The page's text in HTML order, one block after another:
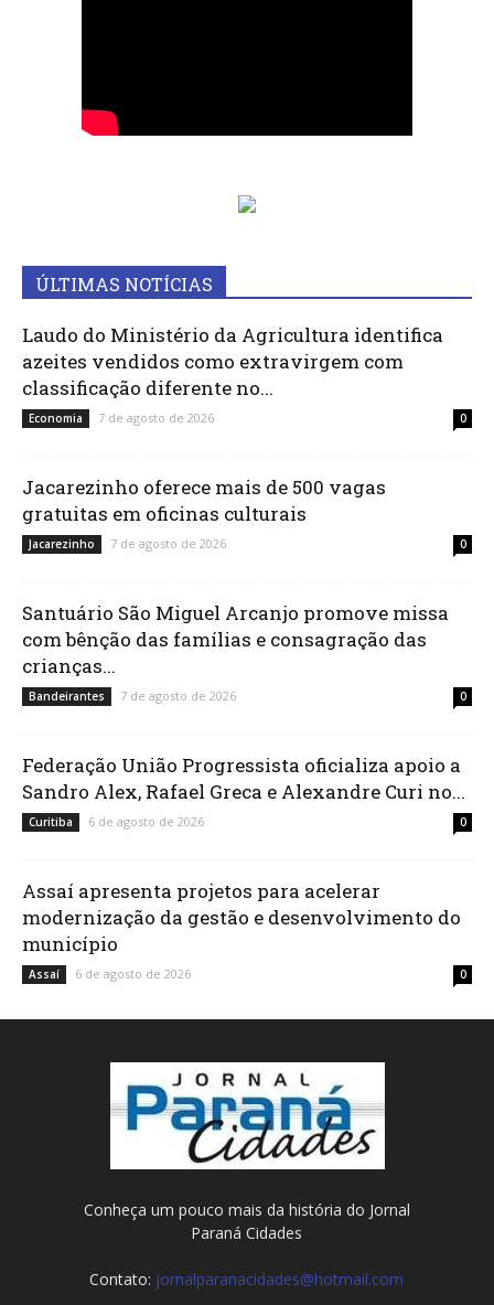
ÚLTIMAS NOTÍCIAS
Laudo do Ministério da Agricultura identifica
azeites vendidos como extravirgem com
classificação diferente no...
Economia 7 de agosto de 2026 0
Jacarezinho oferece mais de 500 vagas
gratuitas em oficinas culturais
Jacarezinho 7 de agosto de 2026 0
Santuário São Miguel Arcanjo promove missa
com bênção das famílias e consagração das
crianças...
Bandeirantes 7 de agosto de 2026 0
Federação União Progressista oficializa apoio a
Sandro Alex, Rafael Greca e Alexandre Curi no...
Curitiba 6 de agosto de 2026 0
Assaí apresenta projetos para acelerar
modernização da gestão e desenvolvimento do
município
Assaí 6 de agosto de 2026 0
Conheça um pouco mais da história do Jornal
Paraná Cidades
Contato: jornalparanacidades@hotmail.com